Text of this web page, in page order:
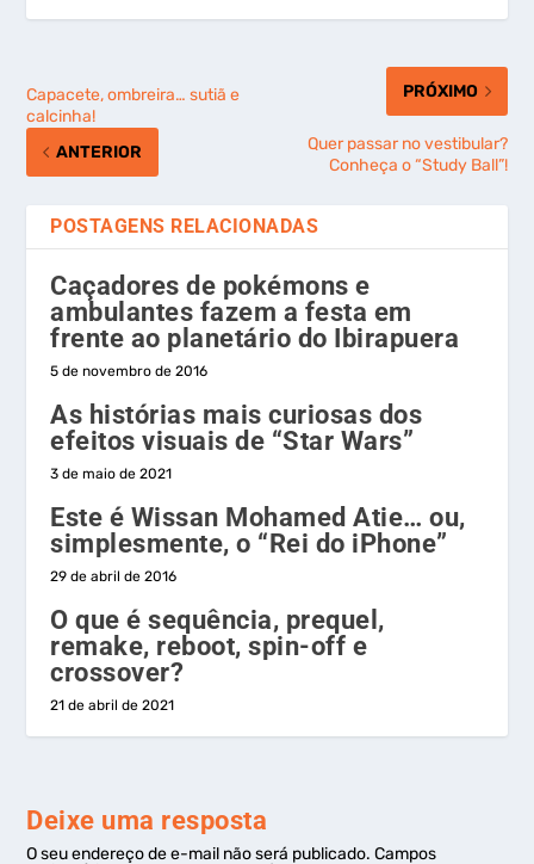
Capacete, ombreira… sutiã e
calcinha!
ANTERIOR
PRÓXIMO
Quer passar no vestibular?
Conheça o “Study Ball”!
POSTAGENS RELACIONADAS
Caçadores de pokémons e
ambulantes fazem a festa em
frente ao planetário do Ibirapuera
5 de novembro de 2016
As histórias mais curiosas dos
efeitos visuais de “Star Wars”
3 de maio de 2021
Este é Wissan Mohamed Atie… ou,
simplesmente, o “Rei do iPhone”
29 de abril de 2016
O que é sequência, prequel,
remake, reboot, spin-off e
crossover?
21 de abril de 2021
Deixe uma resposta
O seu endereço de e-mail não será publicado. Campos